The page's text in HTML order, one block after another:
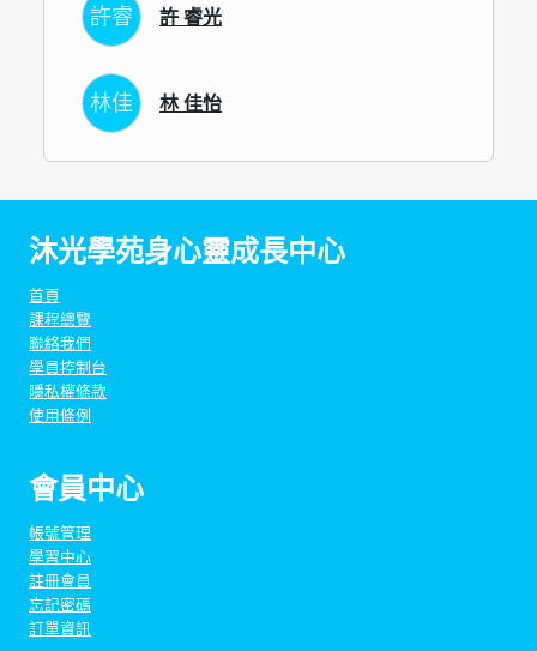
許睿 許 睿光
林佳 林 佳怡
沐光學苑身心靈成長中心
首頁
課程總覽
聯絡我們
學員控制台
隱私權條款
使用條例
會員中心
帳號管理
學習中心
註冊會員
忘記密碼
訂單資訊